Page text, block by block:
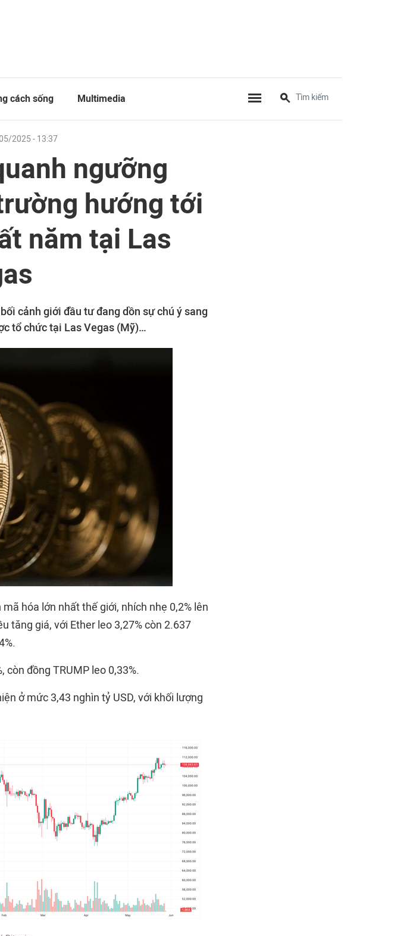
cách sống Multimedia
2025 - 13:37
ngưỡng
hướng tới
năm tại Las
cảnh giới đầu tư đang dồn sự chú ý sang
tổ chức tại Las Vegas (Mỹ)…
hóa lớn nhất thế giới, nhích nhẹ 0,2% lên
tăng giá, với Ether leo 3,27% còn 2.637
đồng TRUMP leo 0,33%.
ở mức 3,43 nghìn tỷ USD, với khối lượng